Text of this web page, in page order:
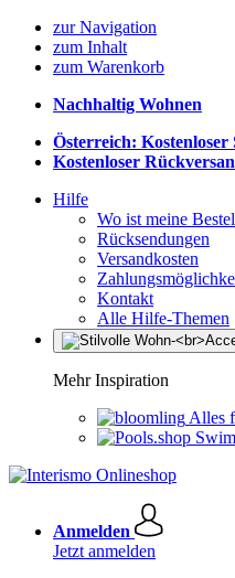
zur Navigation
zum Inhalt
zum Warenkorb
Nachhaltig Wohnen
Österreich: Kostenloser
Kostenloser
Hilfe
Wo ist meine
Rücksendungen
Versandkosten
Kontakt
Alle Hilfe-Themen
Mehr Inspiration
Alles
Anmelden
Jetzt anmelden